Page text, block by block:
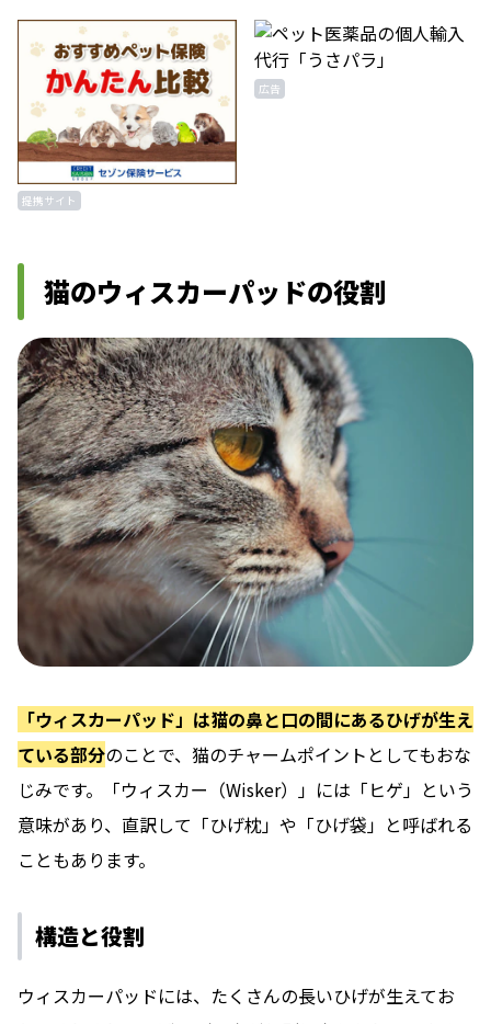
提携サイト
広告
猫のウィスカーパッドの役割
「ウィスカーパッド」は猫の鼻と口の間にあるひげが生え
ている部分のことで、猫のチャームポイントとしてもおな
じみです。「ウィスカー（Wisker）」には「ヒゲ」という
意味があり、直訳して「ひげ枕」や「ひげ袋」と呼ばれる
こともあります。
構造と役割
ウィスカーパッドには、たくさんの長いひげが生えてお